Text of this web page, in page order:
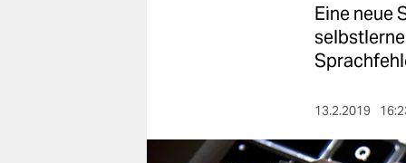
nord
Eine neue
13.2.2019